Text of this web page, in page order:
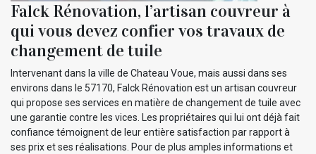
Falck Rénovation, l’artisan couvreur à
qui vous devez confier vos travaux de
changement de tuile
Intervenant dans la ville de Chateau Voue, mais aussi dans ses
environs dans le 57170, Falck Rénovation est un artisan couvreur
qui propose ses services en matière de changement de tuile avec
une garantie contre les vices. Les propriétaires qui lui ont déjà fait
confiance témoignent de leur entière satisfaction par rapport à
ses prix et ses réalisations. Pour de plus amples informations et